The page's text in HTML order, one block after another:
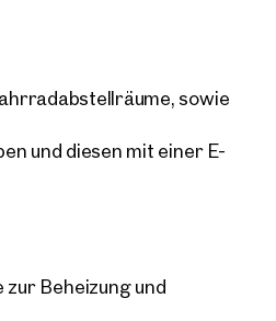
sowie
und diesen mit einer E-
Beheizung und